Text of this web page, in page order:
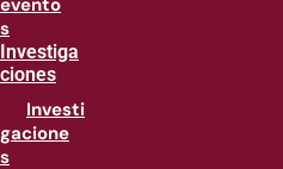
evento
s
Investiga
ciones
Investi
gacione
s